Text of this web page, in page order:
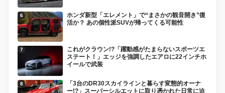
ホンダ新型「エレメント」で“まさかの観音開き”復
活か？ あの個性派SUVが帰ってくる可能性
これがクラウン!?「躍動感がたまらないスポーツエ
ステート！」エッジを強調したエアロに22インチホ
イールで武装
「3台のDR30スカイラインと暮らす変態的オーナ
ー!?」スーパーシルエットに取り憑かれた日常に迫